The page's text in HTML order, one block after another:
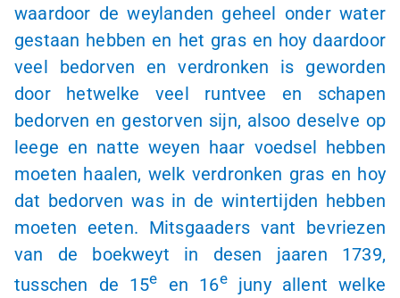
waardoor de weylanden geheel onder water
gestaan hebben en het gras en hoy daardoor
veel bedorven en verdronken is geworden
door hetwelke veel runtvee en schapen
bedorven en gestorven sijn, alsoo deselve op
leege en natte weyen haar voedsel hebben
moeten haalen, welk verdronken gras en hoy
dat bedorven was in de wintertijden hebben
moeten eeten. Mitsgaaders vant bevriezen
van de boekweyt in desen jaaren 1739,
tusschen de 15e en 16ejuny allent welke